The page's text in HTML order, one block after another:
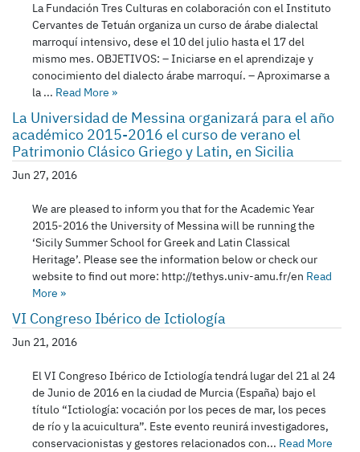
La Fundación Tres Culturas en colaboración con el Instituto
Cervantes de Tetuán organiza un curso de árabe dialectal
marroquí intensivo, dese el 10 del julio hasta el 17 del
mismo mes. OBJETIVOS: – Iniciarse en el aprendizaje y
conocimiento del dialecto árabe marroquí. – Aproximarse a
la ... Read More »
La Universidad de Messina organizará para el año
académico 2015-2016 el curso de verano el
Patrimonio Clásico Griego y Latin, en Sicilia
Jun 27, 2016
We are pleased to inform you that for the Academic Year
2015-2016 the University of Messina will be running the
‘Sicily Summer School for Greek and Latin Classical
Heritage’. Please see the information below or check our
website to find out more: http://tethys.univ-amu.fr/en Read
More »
VI Congreso Ibérico de Ictiología
Jun 21, 2016
El VI Congreso Ibérico de Ictiología tendrá lugar del 21 al 24
de Junio de 2016 en la ciudad de Murcia (España) bajo el
título “Ictiología: vocación por los peces de mar, los peces
de río y la acuicultura”. Este evento reunirá investigadores,
conservacionistas y gestores relacionados con... Read More